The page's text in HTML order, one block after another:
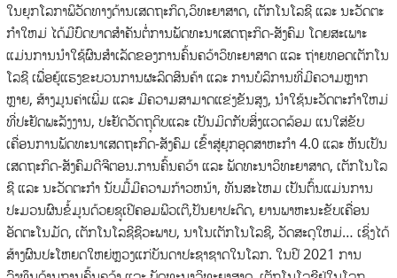
ໃນຍຸກໂລກາພິວັດທາງດ້ານເສດຖະກິດ,ວິທະຍາສາດ, ເຕັກໂນໂລຊີ ແລະ ນະວັດຕະ
ກໍາໃຫມ່ ໄດ້ມີບົດບາດສໍາຄັນຕໍ່ການພັດທະນາເສດຖະກິດ-ສັງຄົມ ໂດຍສະເພາະ
ແມ່ນການນໍາໃຊ້ຜົນສໍາເລັດຂອງການຄົ້ນຄວ້າວິທະຍາສາດ ແລະ ຖ່າຍທອດເຕັກໂນ
ໂລຊີ ເພື່ອຍູ້ແຮງຂະບວນການຜະລິດສິນຄ້າ ແລະ ການບໍລິການທີ່ມີຄວາມຫຼາກ
ຫຼາຍ, ສ້າງມູນຄ່າເພີ່ມ ແລະ ມີຄວາມສາມາດແຂ່ງຂັນສູງ, ນໍາໃຊ້ນະວັດຕະກໍາໃຫມ່
ທີ່ປະຢັດພະລັງງານ, ປະຢັດວັດຖຸດິບແລະ ເປັນມິດກັບສິ່ງແວດລ້ອມ ແນໃສ່ຂັບ
ເຄື່ອນການພັດທະນາເສດຖະກິດ-ສັງຄົມ ເຂົ້າສູ່ຍຸກອຸດສາຫະກໍາ 4.0 ແລະ ຫັນເປັນ
ເສດຖະກິດ-ສັງຄົມດີຈີຕອນ.ການຄົ້ນຄວ້າ ແລະ ພັດທະນາວິທະຍາສາດ, ເຕັກໂນໂລ
ຊີ ແລະ ນະວັດຕະກໍາ ນັບມື້ມີຄວາມກ້າວຫນ້າ, ທັນສະໄຫມ ເປັນຕົ້ນແມ່ນການ
ປະມວນຜົນຂໍ້ມູນດ້ວຍຊູເປີຄອມພີວເຕີ,ປັນຍາປະດິດ, ຍານພາຫະນະຂັບເຄື່ອນ
ອັດຕະໂນມັດ, ເຕັກໂນໂລຊີຊີວະພາບ, ນາໂນເຕັກໂນໂລຊີ, ວັດສະດຸໃຫມ່… ເຊິ່ງໄດ້
ສ້າງຜົນປະໂຫຍດໃຫຍ່ຫຼວງແກ່ບັນດາປະຊາຊາດໃນໂລກ. ໃນປີ 2021 ການ